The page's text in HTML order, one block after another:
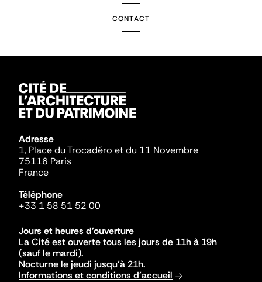
CONTACT
Adresse
1, Place du Trocadéro et du 11 Novembre
75116 Paris
France
Téléphone
+33 1 58 51 52 00
Jours et heures d'ouverture
La Cité est ouverte tous les jours de 11h à 19h
(sauf le mardi).
Nocturne le jeudi jusqu'à 21h.
Informations et conditions d'accueil